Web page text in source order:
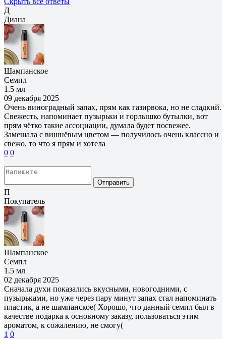
Д
Диана
Шампанское
Семпл
1.5 мл
09 декабря 2025
Очень виноградный запах, прям как газирвока, но не сладкий.
Свежесть, напоминает пузырьки и горлышко бутылки, вот
прям чётко такие ассоциации, думала будет посвежее.
Замешала с вишнёвым цветом — получилось очень классно и
свежо, то что я прям и хотела
0 0
Отправить
П
Покупатель
Шампанское
Семпл
1.5 мл
02 декабря 2025
Сначала духи показались вкусными, новогодними, с
пузырьками, но уже через пару минут запах стал напоминать
пластик, а не шампанское( Хорошо, что данный семпл был в
качестве подарка к основному заказу, пользоваться этим
ароматом, к сожалению, не смогу(
1 0